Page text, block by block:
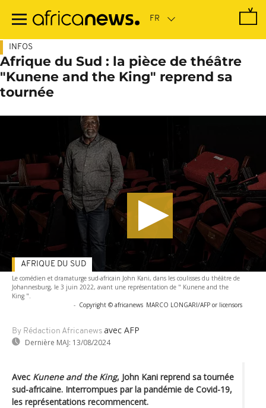
contenu
INFOS
Afrique du Sud : la pièce de théâtre
"Kunene and the King" reprend sa
tournée
Le comédien et dramaturge sud-africain John Kani, dans les coulisses du théâtre de
Johannesburg, le 3 juin 2022, avant une représentation de " Kunene and the
King ".
- Copyright © africanews MARCO LONGARI/AFP or licensors
By Rédaction Africanews avec AFP
Dernière MAJ: 13/08/2024
AFRIQUE DU SUD
Avec Kunene and the King, John Kani reprend sa tournée
sud-africaine. Interrompues par la pandémie de Covid-19,
les représentations recommencent.